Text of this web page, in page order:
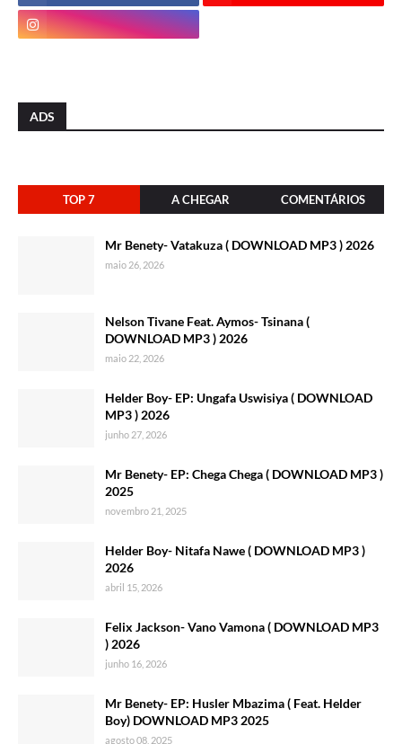
ADS
TOP 7 A CHEGAR COMENTÁRIOS
Mr Benety- Vatakuza ( DOWNLOAD MP3 ) 2026
maio 26, 2026
Nelson Tivane Feat. Aymos- Tsinana (
DOWNLOAD MP3 ) 2026
maio 22, 2026
Helder Boy- EP: Ungafa Uswisiya ( DOWNLOAD
MP3 ) 2026
junho 27, 2026
Mr Benety- EP: Chega Chega ( DOWNLOAD MP3 )
2025
novembro 21, 2025
Helder Boy- Nitafa Nawe ( DOWNLOAD MP3 )
2026
abril 15, 2026
Felix Jackson- Vano Vamona ( DOWNLOAD MP3
) 2026
junho 16, 2026
Mr Benety- EP: Husler Mbazima ( Feat. Helder
Boy) DOWNLOAD MP3 2025
agosto 08, 2025